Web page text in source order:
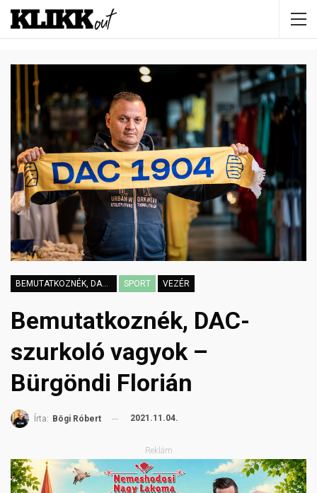
BEMUTATKOZNÉK, DAC-SZURKOLÓ VAGYOK SPORT VEZÉR
Bemutatkoznék, DAC-
szurkoló vagyok –
Bürgöndi Florián
Írta: Bögi Róbert 2021.11.04.
Reklám